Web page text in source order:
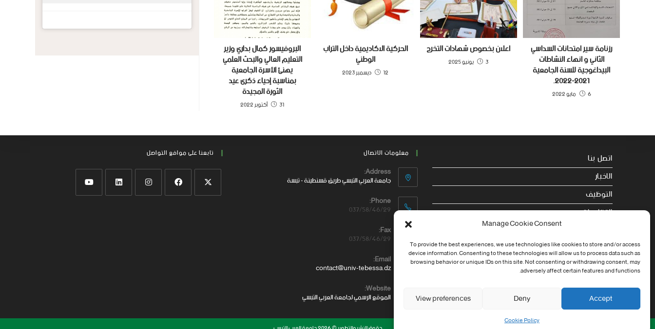
Manage Cookie Consent
To provide the best experiences, we use technologies like cookies to store and/or access
device information. Consenting to these technologies will allow us to process data such as
browsing behavior or unique IDs on this site. Not consenting or withdrawing consent, may
adversely affect certain features and functions.
Accept
Deny
View preferences
Cookie Policy
البروفيسور كمال بداري وزير
التعليم العالي والبحث العلمي
يهنئ الأسرة الجامعية
بمناسبة إحياء ذكرى عيد
الثورة المجيدة
31 أكتوبر 2022
الحركية الاكاديمية داخل التراب
الوطني
12 ديسمبر 2023
اعلان بخصوص شهادات التخرج
3 يونيو 2025
رزنامة سير امتحانات السداسي
الثاني و انهاء النشاطات
البيداغوجية للسنة الجامعية
2021-2022.
6 مايو 2022
اتصل بنا
الاخبار
التوظيف
التظاهرات
الجامعة في سطور
Cookie Policy (EU)
معلومات الاتصال
Address:
جامعة العربي التبسي طريق قسنطينة - تبسة
Phone:
037/58/46/29
Fax:
037/58/46/29
Email:
contact@univ-tebessa.dz
Website:
الموقع الرسمي لجامعة العربي التبسي
تابعنا على موافع التواصل